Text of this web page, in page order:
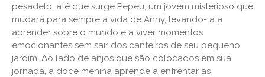
pesadelo, até que surge Pepeu, um jovem misterioso que
mudará para sempre a vida de Anny, levando- a a
aprender sobre o mundo e a viver momentos
emocionantes sem sair dos canteiros de seu pequeno
jardim. Ao lado de anjos que são colocados em sua
jornada, a doce menina aprende a enfrentar as